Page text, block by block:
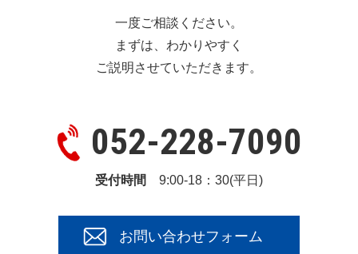
一度ご相談ください。
まずは、わかりやすく
ご説明させていただきます。
052-228-7090
受付時間 9:00-18：30(平日)
お問い合わせフォーム